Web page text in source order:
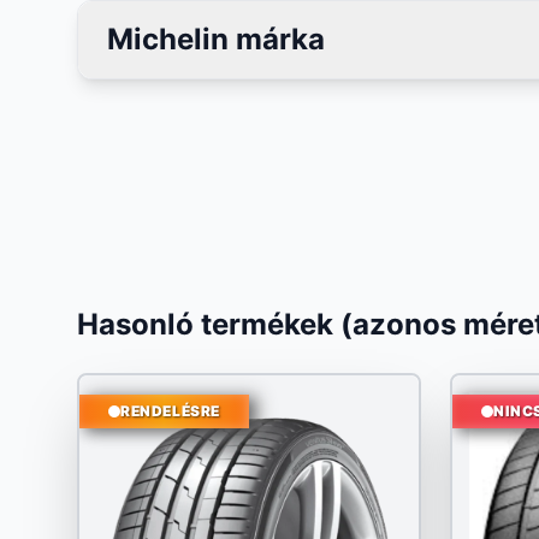
Michelin márka
Hasonló termékek (azonos
RENDELÉSRE